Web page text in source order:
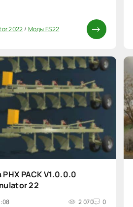
2022/ Моды FS22
0
PACK V1.0.0.0
22
2 070 0